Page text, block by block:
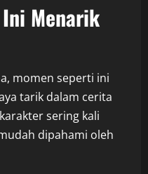
Menarik
momen seperti ini
tarik dalam cerita
sering kali
dipahami oleh